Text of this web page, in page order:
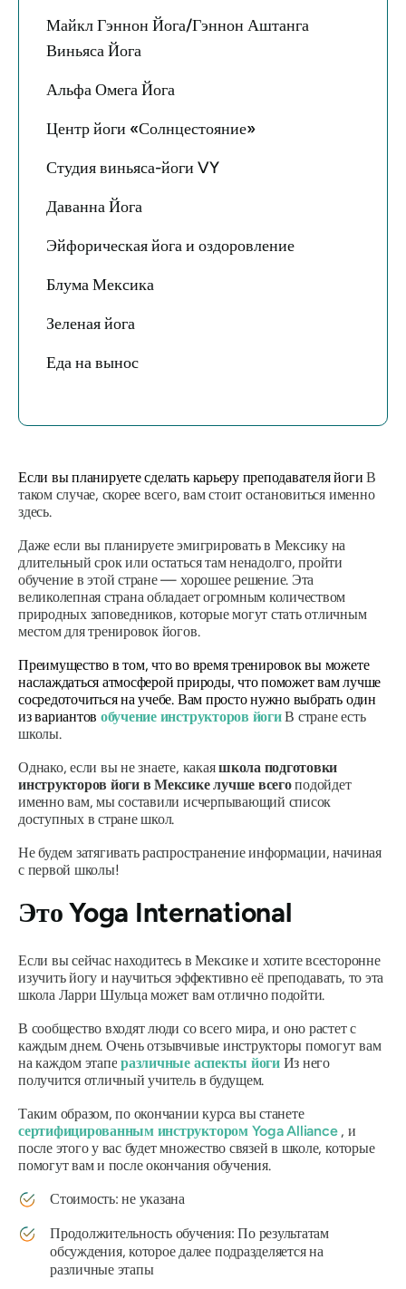
Майкл Гэннон Йога/Гэннон Аштанга
Виньяса Йога
Альфа Омега Йога
Центр йоги «Солнцестояние»
Студия виньяса-йоги VY
Даванна Йога
Эйфорическая йога и оздоровление
Блума Мексика
Зеленая йога
Еда на вынос
Если вы планируете сделать карьеру преподавателя йоги В
таком случае, скорее всего, вам стоит остановиться именно
здесь.
Даже если вы планируете эмигрировать в Мексику на
длительный срок или остаться там ненадолго, пройти
обучение в этой стране — хорошее решение. Эта
великолепная страна обладает огромным количеством
природных заповедников, которые могут стать отличным
местом для тренировок йогов.
Преимущество в том, что во время тренировок вы можете
наслаждаться атмосферой природы, что поможет вам лучше
сосредоточиться на учебе. Вам просто нужно выбрать один
из вариантов обучение инструкторов йогиВ стране есть
школы.
Однако, если вы не знаете, какаяшкола подготовки
инструкторов йоги в Мексике лучше всегоподойдет
именно вам, мы составили исчерпывающий список
доступных в стране школ.
Не будем затягивать распространение информации, начиная
с первой школы!
Это Yoga International
Если вы сейчас находитесь в Мексике и хотите всесторонне
изучить йогу и научиться эффективно её преподавать, то эта
школа Ларри Шульца может вам отлично подойти.
В сообщество входят люди со всего мира, и оно растет с
каждым днем. Очень отзывчивые инструкторы помогут вам
на каждом этапе различные аспекты йогиИз него
получится отличный учитель в будущем.
Таким образом, по окончании курса вы станете
сертифицированным инструктором Yoga Alliance, и
после этого у вас будет множество связей в школе, которые
помогут вам и после окончания обучения.
Стоимость: не указана
Продолжительность обучения: По результатам
обсуждения, которое далее подразделяется на
различные этапы